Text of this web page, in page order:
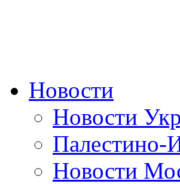
Новости
Новости
Палестино-
Новости